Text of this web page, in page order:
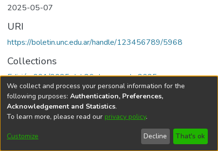
2025-05-07
URI
https://boletin.unc.edu.ar/handle/123456789/5968
Collections
Edición 001/2025 del 26 de mayo de 2025
Universidad Nacional de Córdoba
We collect and process your personal information for the
following purposes: Authentication, Preferences,
Acknowledgement and Statistics.
To learn more, please read our privacy policy.
Customize Decline That's ok